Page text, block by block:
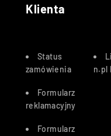
Klienta
Status
zamówienia
Formularz
reklamacyjny
Formularz
n.pl